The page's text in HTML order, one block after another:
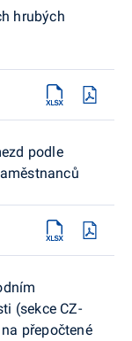
hrubých
podle
(sekce CZ-
přepočtené